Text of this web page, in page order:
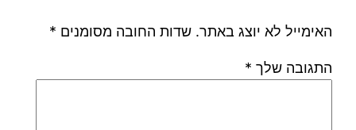
האימייל לא יוצג באתר. שדות החובה מסומנים *
התגובה שלך *